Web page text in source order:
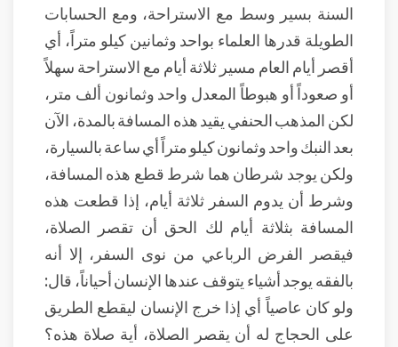
السنة بسير وسط مع الاستراحة، ومع الحسابات
الطويلة قدرها العلماء بواحد وثمانين كيلو متراً، أي
أقصر أيام العام مسير ثلاثة أيام مع الاستراحة سهلاً
أو صعوداً أو هبوطاً المعدل واحد وثمانون ألف متر،
لكن المذهب الحنفي يقيد هذه المسافة بالمدة، الآن
بعد النبك واحد وثمانون كيلو متراً أي ساعة بالسيارة،
ولكن يوجد شرطان هما شرط قطع هذه المسافة،
وشرط أن يدوم السفر ثلاثة أيام، إذا قطعت هذه
المسافة بثلاثة أيام لك الحق أن تقصر الصلاة،
فيقصر الفرض الرباعي من نوى السفر، إلا أنه
بالفقه يوجد أشياء يتوقف عندها الإنسان أحياناً، قال:
ولو كان عاصياً أي إذا خرج الإنسان ليقطع الطريق
على الحجاج له أن يقصر الصلاة، أية صلاة هذه؟